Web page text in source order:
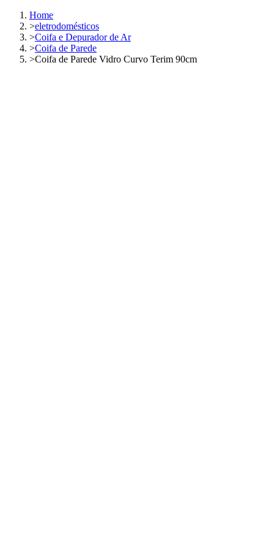
Home
>eletrodomésticos
>Coifa e Depurador de Ar
>Coifa de Parede
>Coifa de Parede Vidro Curvo Terim 90cm